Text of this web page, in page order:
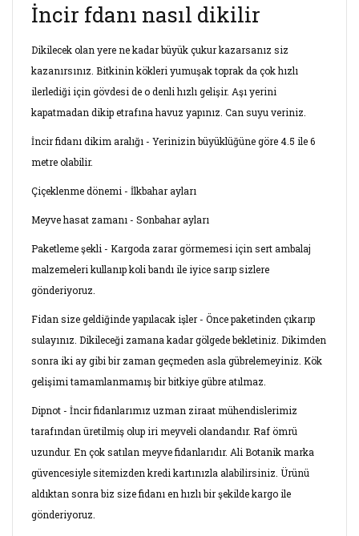
İncir fdanı nasıl dikilir
Dikilecek olan yere ne kadar büyük çukur kazarsanız siz
kazanırsınız. Bitkinin kökleri yumuşak toprak da çok hızlı
ilerlediği için gövdesi de o denli hızlı gelişir. Aşı yerini
kapatmadan dikip etrafına havuz yapınız. Can suyu veriniz.
İncir fidanı dikim aralığı - Yerinizin büyüklüğüne göre 4.5 ile 6
metre olabilir.
Çiçeklenme dönemi - İlkbahar ayları
Meyve hasat zamanı - Sonbahar ayları
Paketleme şekli - Kargoda zarar görmemesi için sert ambalaj
malzemeleri kullanıp koli bandı ile iyice sarıp sizlere
gönderiyoruz.
Fidan size geldiğinde yapılacak işler - Önce paketinden çıkarıp
sulayınız. Dikileceği zamana kadar gölgede bekletiniz. Dikimden
sonra iki ay gibi bir zaman geçmeden asla gübrelemeyiniz. Kök
gelişimi tamamlanmamış bir bitkiye gübre atılmaz.
Dipnot - İncir fidanlarımız uzman ziraat mühendislerimiz
tarafından üretilmiş olup iri meyveli olandandır. Raf ömrü
uzundur. En çok satılan meyve fidanlarıdır. Ali Botanik marka
güvencesiyle sitemizden kredi kartınızla alabilirsiniz. Ürünü
aldıktan sonra biz size fidanı en hızlı bir şekilde kargo ile
gönderiyoruz.